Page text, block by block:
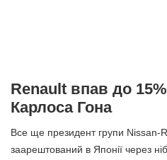
Renault впав до
Карлоса Гона
Все ще президент групи Nissan-
заарештований в Японії через